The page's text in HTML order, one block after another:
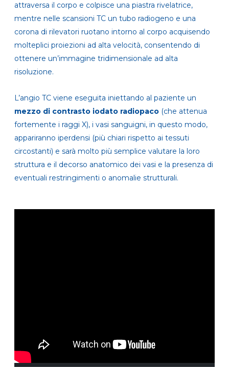
attraversa il corpo e colpisce una piastra rivelatrice,
mentre nelle scansioni TC un tubo radiogeno e una
corona di rilevatori ruotano intorno al corpo acquisendo
molteplici proiezioni ad alta velocità, consentendo di
ottenere un’immagine tridimensionale ad alta
risoluzione.
L’angio TC viene eseguita iniettando al paziente un
mezzo di contrasto iodato radiopaco (che attenua
fortemente i raggi X), i vasi sanguigni, in questo modo,
appariranno iperdensi (più chiari rispetto ai tessuti
circostanti) e sarà molto più semplice valutare la loro
struttura e il decorso anatomico dei vasi e la presenza di
eventuali restringimenti o anomalie strutturali.